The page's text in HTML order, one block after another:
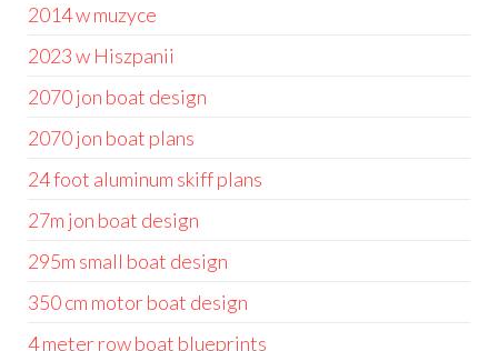
2014 w muzyce
2023 w Hiszpanii
2070 jon boat design
2070 jon boat plans
24 foot aluminum skiff plans
27m jon boat design
295m small boat design
350 cm motor boat design
4 meter row boat blueprints